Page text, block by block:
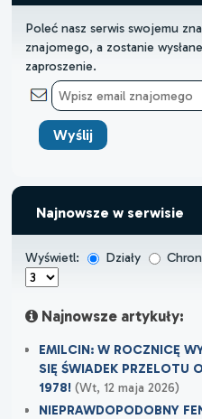
Poleć nasz serwis swojemu
znajomego, a zostanie
zaproszenie.
Najnowsze w serwisie
Wyświetl: Działy
Najnowsze artykuły:
EMILCIN: W ROCZNICĘ
SIĘ ŚWIADEK PRZELOTU
1978!(Wt, 12 maja 2026)
NIEPRAWDOPODOBNY